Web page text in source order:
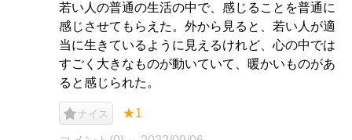
若い人の普通の生活の中で、感じることを普通に
感じさせてもらえた。外から見ると、若い人が適
当に生きているように見えるけれど、心の中では
すごく大きなものが動いていて、暖かいものがあ
ると感じられた。
ナイス ★1